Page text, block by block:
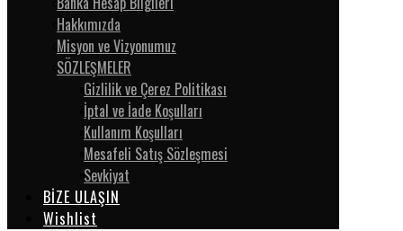
Hakkımızda
Misyon ve Vizyonumuz
SÖZLEŞMELER
Gizlilik ve Çerez Politikası
İptal ve İade Koşulları
Kullanım Koşulları
Mesafeli Satış Sözleşmesi
Sevkiyat
BİZE ULAŞIN
Wishlist